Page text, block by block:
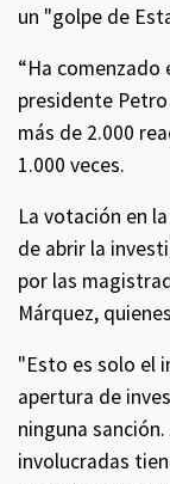
un "golpe de
“Ha comenzado
presidente
más de 2.000
1.000 veces.
La votación en
de abrir la
por las
Márquez,
"Esto es solo el
apertura de
ninguna
involucradas